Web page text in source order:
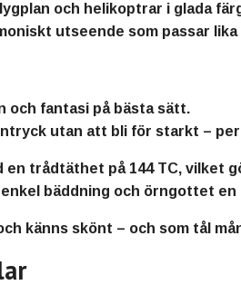
och helikoptrar i glada
utseende som passar
och fantasi på bästa sätt.
utan att bli för starkt –
en trådtäthet på 144 TC, vilket
bäddning och örngottet en
känns skönt – och som tål